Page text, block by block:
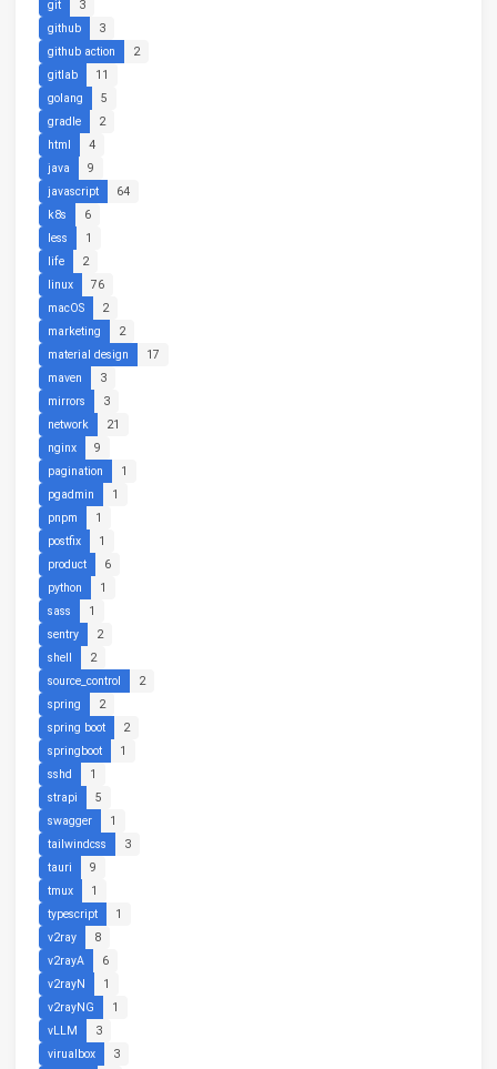
git
3
github
3
github action
2
gitlab
11
golang
5
gradle
2
html
4
java
9
javascript
64
k8s
6
less
1
life
2
linux
76
macOS
2
marketing
2
material design
17
maven
3
mirrors
3
network
21
nginx
9
pagination
1
pgadmin
1
pnpm
1
postfix
1
product
6
python
1
sass
1
sentry
2
shell
2
source_control
2
spring
2
spring boot
2
springboot
1
sshd
1
strapi
5
swagger
1
tailwindcss
3
tauri
9
tmux
1
typescript
1
v2ray
8
v2rayA
6
v2rayN
1
v2rayNG
1
vLLM
3
virualbox
3